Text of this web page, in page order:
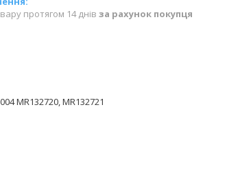
протягом 14 днів за рахунок покупця
MR132720, MR132721